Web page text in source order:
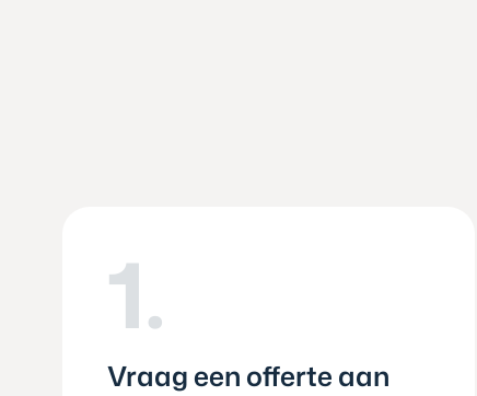
1.
Vraag een offerte aan